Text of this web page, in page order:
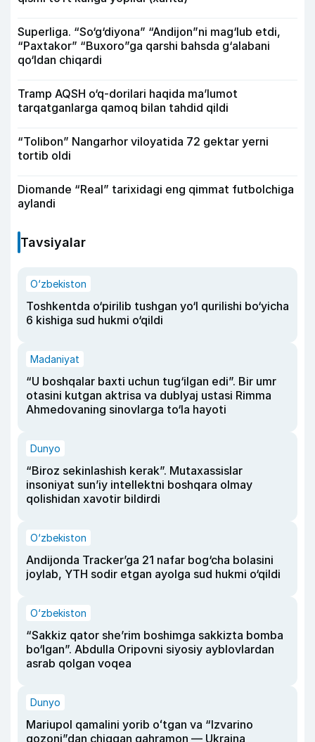
Superliga. “So‘g‘diyona” “Andijon”ni mag‘lub etdi,
“Paxtakor” “Buxoro”ga qarshi bahsda g‘alabani
qo‘ldan chiqardi
Tramp AQSH o‘q-dorilari haqida ma’lumot
tarqatganlarga qamoq bilan tahdid qildi
“Tolibon” Nangarhor viloyatida 72 gektar yerni
tortib oldi
Diomande “Real” tarixidagi eng qimmat futbolchiga
aylandi
Tavsiyalar
O‘zbekiston
Toshkentda o‘pirilib tushgan yo‘l qurilishi bo‘yicha
6 kishiga sud hukmi o‘qildi
Madaniyat
“U boshqalar baxti uchun tug‘ilgan edi”. Bir umr
otasini kutgan aktrisa va dublyaj ustasi Rimma
Ahmedovaning sinovlarga to‘la hayoti
Dunyo
“Biroz sekinlashish kerak”. Mutaxassislar
insoniyat sun’iy intellektni boshqara olmay
qolishidan xavotir bildirdi
O‘zbekiston
Andijonda Tracker’ga 21 nafar bog‘cha bolasini
joylab, YTH sodir etgan ayolga sud hukmi o‘qildi
O‘zbekiston
“Sakkiz qator she’rim boshimga sakkizta bomba
bo‘lgan”. Abdulla Oripovni siyosiy ayblovlardan
asrab qolgan voqea
Dunyo
Mariupol qamalini yorib oʻtgan va “Izvarino
qozoni”dan chiqqan qahramon — Ukraina